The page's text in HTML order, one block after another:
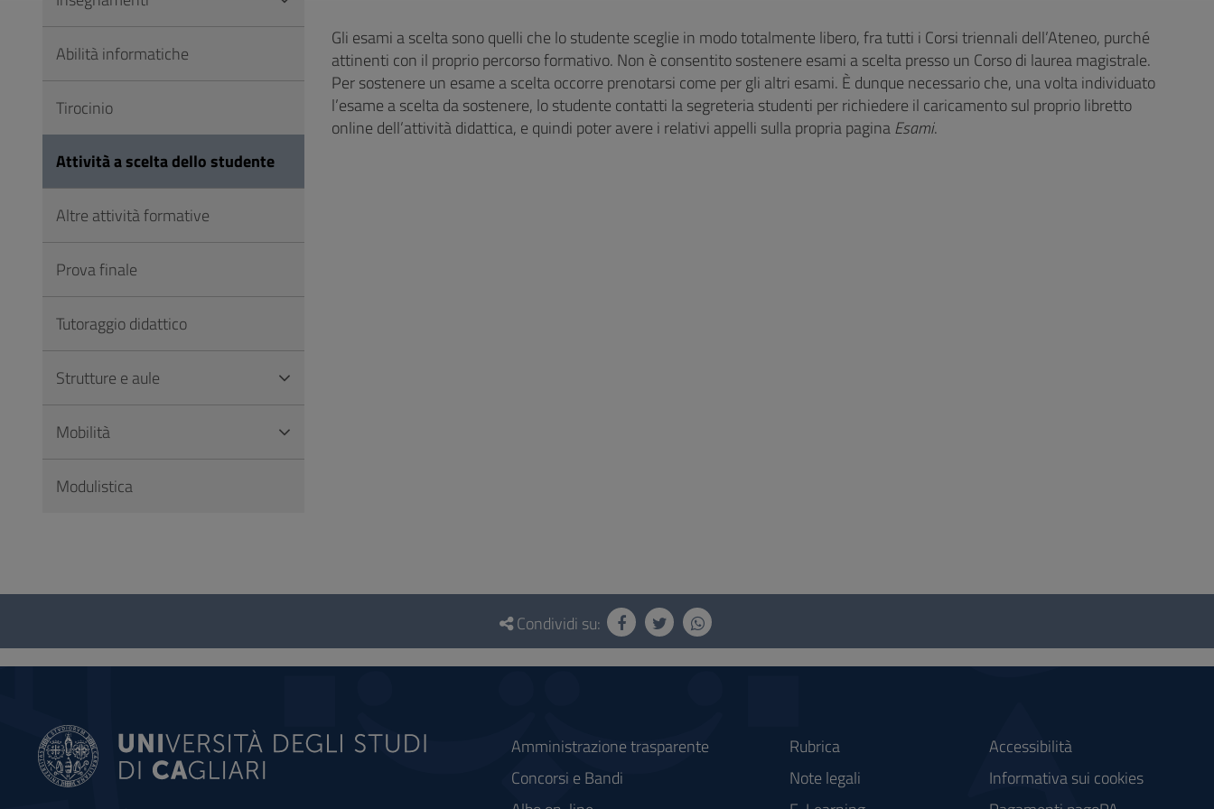
Footer
Gli esami a scelta sono quelli che lo studente sceglie in modo totalmente libero, fra tutti i Corsi triennali dell’Ateneo, purché
attinenti con il proprio percorso formativo. Non è consentito sostenere esami a scelta presso un Corso di laurea magistrale.
Per sostenere un esame a scelta occorre prenotarsi come per gli altri esami. È dunque necessario che, una volta individuato
l’esame a scelta da sostenere, lo studente contatti la segreteria studenti per richiedere il caricamento sul proprio libretto
online dell’attività didattica, e quindi poter avere i relativi appelli sulla propria paginaEsami.
Abilità informatiche
Tirocinio
Attività a scelta dello studente
Altre attività formative
Prova finale
Tutoraggio didattico
Strutture e aule
Mobilità
Modulistica
Questionario
social
Condividi su:
Amministrazione trasparente
Concorsi e Bandi
Rubrica
Note legali
Accessibilità
Informativa sui cookies